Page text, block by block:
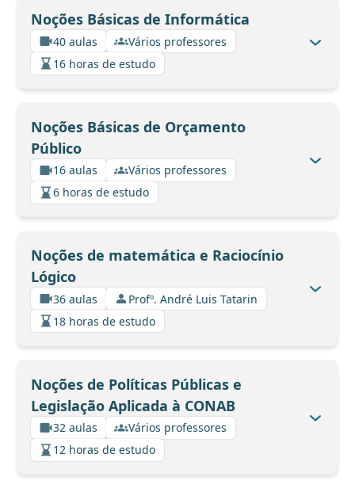
Noções Básicas de Informática
40 aulas
Vários professores
16 horas de estudo
Noções Básicas de Orçamento
Público
16 aulas
Vários professores
6 horas de estudo
Noções de matemática e Raciocínio
Lógico
36 aulas
Profº. André Luis Tatarin
18 horas de estudo
Noções de Políticas Públicas e
Legislação Aplicada à CONAB
32 aulas
Vários professores
12 horas de estudo